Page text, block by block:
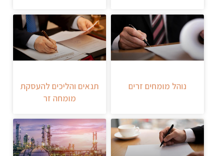
נוהל מומחים זרים
תנאים והליכים להעסקת
מומחה זר